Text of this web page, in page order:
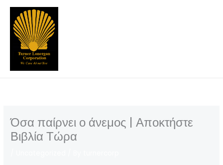
Skip
content
Όσα παίρνει ο άνεμος | Αποκτήστε
Βιβλία Τώρα